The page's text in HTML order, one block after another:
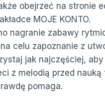
obejrzeć na stronie
MOJE KONTO.
nagranie zabawy
celu zapoznanie z
jak najczęściej, aby
z melodią przed nauką
pomaga.